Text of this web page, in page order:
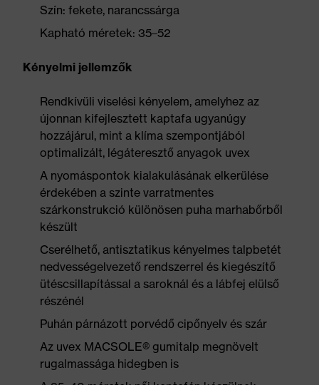
Szín: fekete, narancssárga
Kapható méretek: 35–52
Kényelmi jellemzők
Rendkívüli viselési kényelem, amelyhez az
újonnan kifejlesztett kaptafa ugyanúgy
hozzájárul, mint a klíma szempontjából
optimalizált, légáteresztő anyagok uvex
A nyomáspontok kialakulásának elkerülése
érdekében a szinte varratmentes
szárkonstrukció különösen puha marhabőrből
készült
Cserélhető, antisztatikus kényelmes talpbetét
nedvességelvezető rendszerrel és kiegészítő
ütéscsillapítással a saroknál és a lábfej elülső
részénél
Puhán párnázott porvédő cipőnyelv és szár
Az uvex MACSOLE® gumitalp megnövelt
rugalmassága hidegben is